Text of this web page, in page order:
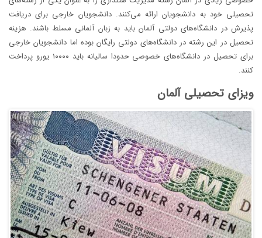
تحصیلی خود به دانشجویان ارائه می‌کنند. دانشجویان خارجی برای دریافت
پذیرش در دانشگاه‌های دولتی آلمان باید به زبان آلمانی مسلط باشند. هزینه
تحصیل در این رشته در دانشگاه‌های دولتی رایگان بوده اما دانشجویان خارجی
برای تحصیل در دانشگاه‌های خصوصی حدودا سالیانه باید ۱۰۰۰۰ یورو پرداخت
کنند.
ویزای تحصیلی آلمان